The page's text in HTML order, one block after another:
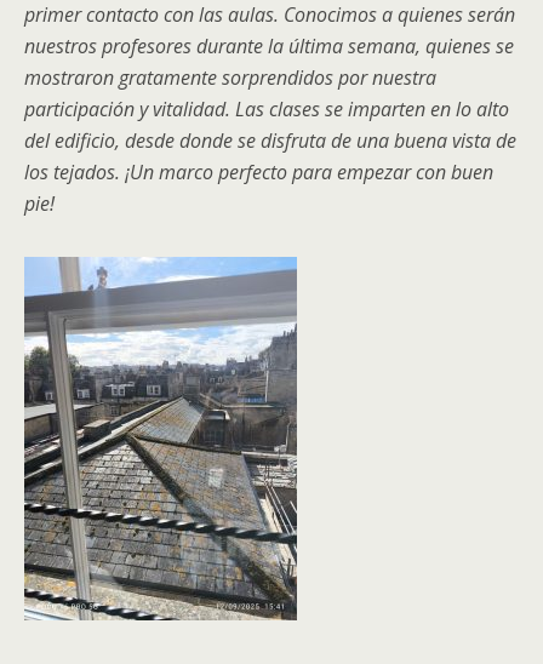
primer contacto con las aulas. Conocimos a quienes serán
nuestros profesores durante la última semana, quienes se
mostraron gratamente sorprendidos por nuestra
participación y vitalidad. Las clases se imparten en lo alto
del edificio, desde donde se disfruta de una buena vista de
los tejados. ¡Un marco perfecto para empezar con buen
pie!